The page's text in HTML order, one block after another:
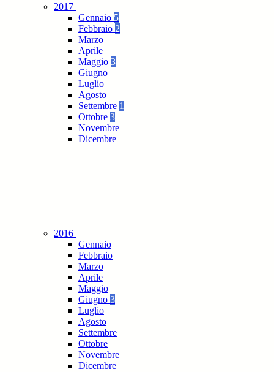
2017
Gennaio 5
Febbraio 2
Marzo
Aprile
Maggio 3
Giugno
Luglio
Agosto
Settembre 1
Ottobre 3
Novembre
Dicembre
2016
Gennaio
Febbraio
Marzo
Aprile
Maggio
Giugno 3
Luglio
Agosto
Settembre
Ottobre
Novembre
Dicembre